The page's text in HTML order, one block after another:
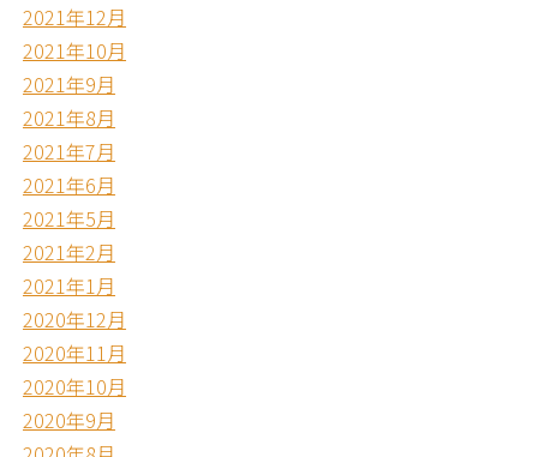
2021年12月
2021年10月
2021年9月
2021年8月
2021年7月
2021年6月
2021年5月
2021年2月
2021年1月
2020年12月
2020年11月
2020年10月
2020年9月